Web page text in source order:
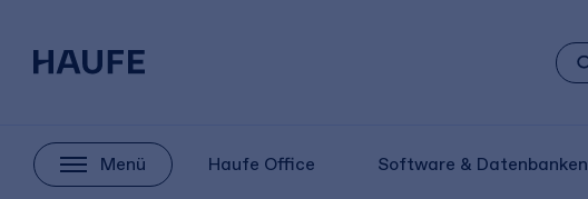
Menü Haufe Office Software & Datenbanken